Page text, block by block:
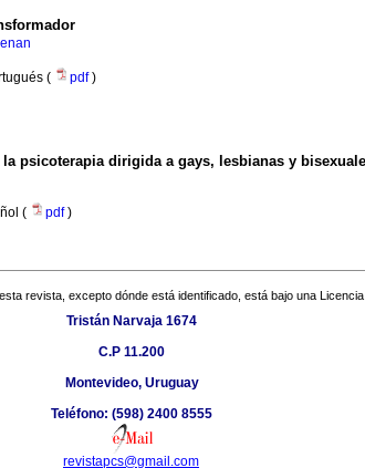
( pdf)
psicoterapia dirigida a gays, lesbianas y
( pdf)
revista, excepto dónde está identificado, está bajo una
Tristán Narvaja 1674
C.P 11.200
Montevideo, Uruguay
Teléfono: (598) 2400 8555
revistapcs@gmail.com